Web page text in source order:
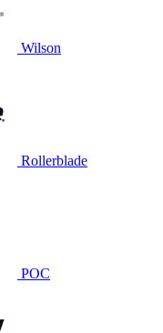
Wilson
Rollerblade
POC